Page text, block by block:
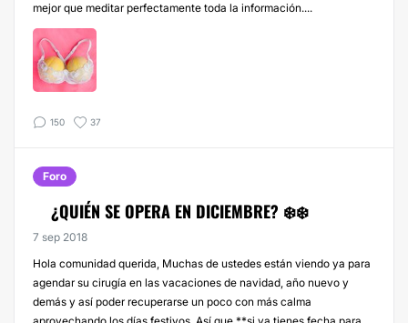
mejor que meditar perfectamente toda la información....
150 37
Foro
¿QUIÉN SE OPERA EN DICIEMBRE? ❄️❄️
7 sep 2018
Hola comunidad querida, Muchas de ustedes están viendo ya para
agendar su cirugía en las vacaciones de navidad, año nuevo y
demás y así poder recuperarse un poco con más calma